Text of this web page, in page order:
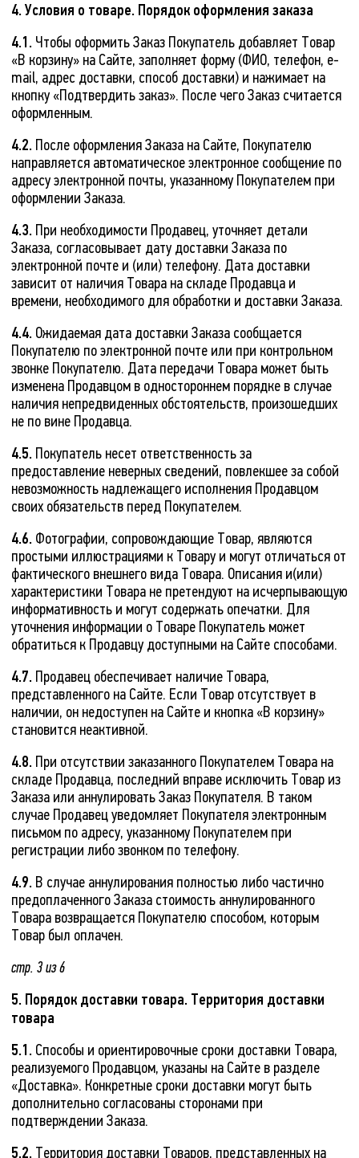
4. Условия о товаре. Порядок оформления заказа
4.1. Чтобы оформить Заказ Покупатель добавляет Товар
«В корзину» на Сайте, заполняет форму (ФИО, телефон, e-
mail, адрес доставки, способ доставки) и нажимает на
кнопку «Подтвердить заказ». После чего Заказ считается
оформленным.
4.2. После оформления Заказа на Сайте, Покупателю
направляется автоматическое электронное сообщение по
адресу электронной почты, указанному Покупателем при
оформлении Заказа.
4.3. При необходимости Продавец, уточняет детали
Заказа, согласовывает дату доставки Заказа по
электронной почте и (или) телефону. Дата доставки
зависит от наличия Товара на складе Продавца и
времени, необходимого для обработки и доставки Заказа.
4.4. Ожидаемая дата доставки Заказа сообщается
Покупателю по электронной почте или при контрольном
звонке Покупателю. Дата передачи Товара может быть
изменена Продавцом в одностороннем порядке в случае
наличия непредвиденных обстоятельств, произошедших
не по вине Продавца.
4.5. Покупатель несет ответственность за
предоставление неверных сведений, повлекшее за собой
невозможность надлежащего исполнения Продавцом
своих обязательств перед Покупателем.
4.6. Фотографии, сопровождающие Товар, являются
простыми иллюстрациями к Товару и могут отличаться от
фактического внешнего вида Товара. Описания и(или)
характеристики Товара не претендуют на исчерпывающую
информативность и могут содержать опечатки. Для
уточнения информации о Товаре Покупатель может
обратиться к Продавцу доступными на Сайте способами.
4.7. Продавец обеспечивает наличие Товара,
представленного на Сайте. Если Товар отсутствует в
наличии, он недоступен на Сайте и кнопка «В корзину»
становится неактивной.
4.8. При отсутствии заказанного Покупателем Товара на
складе Продавца, последний вправе исключить Товар из
Заказа или аннулировать Заказ Покупателя. В таком
случае Продавец уведомляет Покупателя электронным
письмом по адресу, указанному Покупателем при
регистрации либо звонком по телефону.
4.9. В случае аннулирования полностью либо частично
предоплаченного Заказа стоимость аннулированного
Товара возвращается Покупателю способом, которым
Товар был оплачен.
стр. 3 из 6
5. Порядок доставки товара. Территория доставки
товара
5.1. Способы и ориентировочные сроки доставки Товара,
реализуемого Продавцом, указаны на Сайте в разделе
«Доставка». Конкретные сроки доставки могут быть
дополнительно согласованы сторонами при
подтверждении Заказа.
5.2. Территория доставки Товаров, представленных на